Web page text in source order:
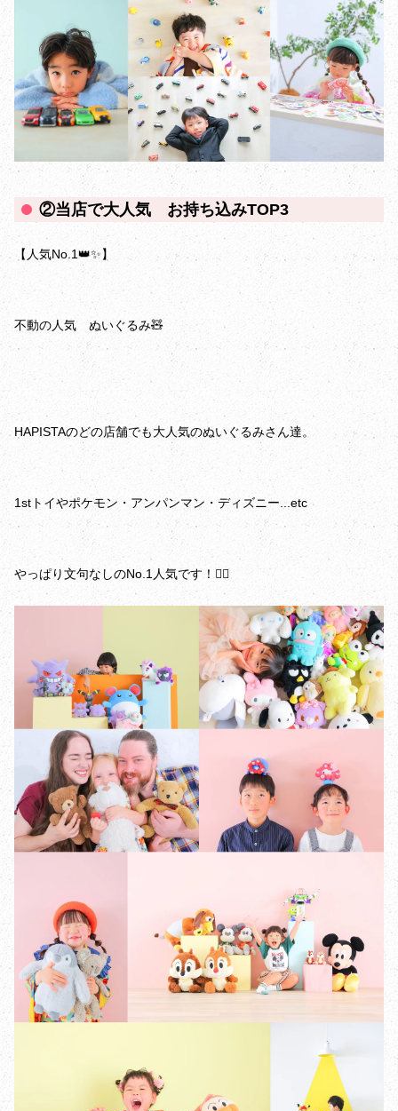
②当店で大人気 お持ち込みTOP3
【人気No.1👑✨】
不動の人気 ぬいぐるみ🧸
HAPISTAのどの店舗でも大人気のぬいぐるみさん達。
1stトイやポケモン・アンパンマン・ディズニー...etc
やっぱり文句なしのNo.1人気です！❤️‍🔥